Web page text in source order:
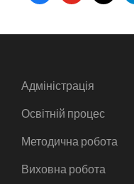
Адміністрація
Освітній процес
Методична робота
Виховна робота